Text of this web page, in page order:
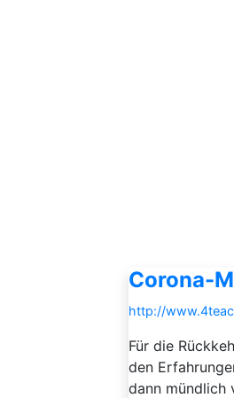
Corona-
http://
Für die
den
dann mündlich